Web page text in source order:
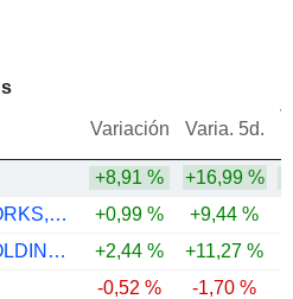
Variación Varia. 5d.
+8,91 % +16,99 %
PALO ALTO NETWORKS, INC.
+0,99 % +9,44 %
CROWDSTRIKE HOLDINGS, INC.
+2,44 % +11,27 %
-0,52 % -1,70 %